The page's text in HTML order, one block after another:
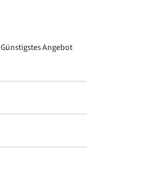
Günstigstes Angebot